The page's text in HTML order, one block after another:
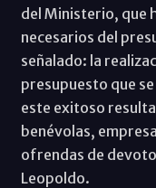
del Ministerio, que
necesarios del
señalado: la
presupuesto que
este exitoso
benévolas,
ofrendas de
Leopoldo.